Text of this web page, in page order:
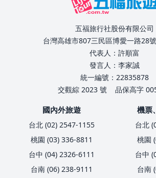
五福旅行社股份有限公司
台灣高雄市807三民區博愛一路28
代表人：許順富
發言人：李家誠
統一編號：22835878
交觀綜 2023 號
品保高字
國內外旅遊
台北 (02) 2547-1155
桃園 (03) 336-8811
台中 (04) 2326-6111
台南 (06) 238-9111
機票
台北
桃園
台中
台南